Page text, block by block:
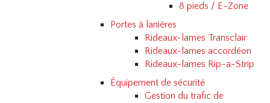
8 pieds / E-Zone
Portes à lanières
Rideaux-lames Transclair
Rideaux-lames accordéon
Rideaux-lames Rip-a-Strip
Équipement de sécurité
Gestion du trafic de